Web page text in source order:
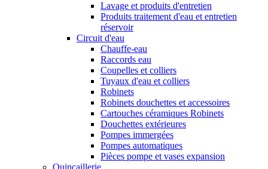
Lavage et produits d'entretien
Produits traitement d'eau et entretien
réservoir
Circuit d'eau
Chauffe-eau
Raccords eau
Coupelles et colliers
Tuyaux d'eau et colliers
Robinets
Robinets douchettes et accessoires
Cartouches céramiques Robinets
Douchettes extérieures
Pompes immergées
Pompes automatiques
Pièces pompe et vases expansion